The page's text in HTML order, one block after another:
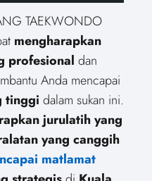
TAEKWONDO
mengharapkan
profesional dan
Anda mencapai
tinggi dalam sukan ini.
jurulatih yang
yang canggih
matlamat